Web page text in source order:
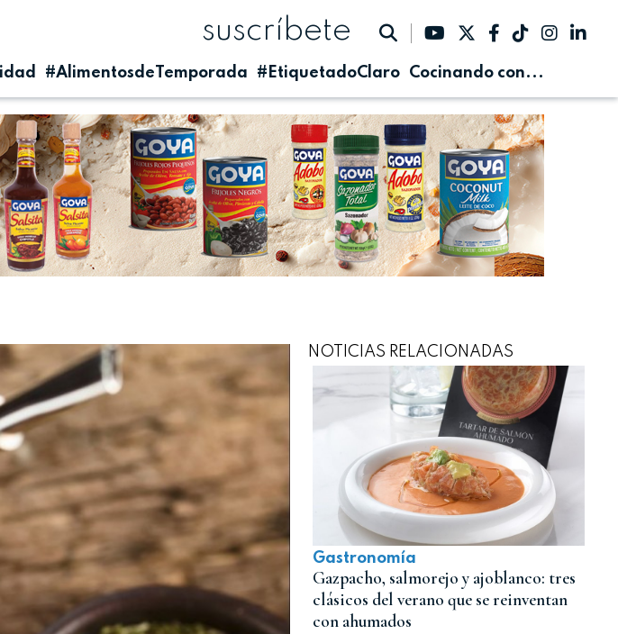
#AlimentosdeTemporada #EtiquetadoClaro
Cocinando con...
suscríbete
NOTICIAS RELACIONADAS
Gastronomía
Gazpacho, salmorejo y ajoblanco: tres
clásicos del verano que se reinventan
con ahumados